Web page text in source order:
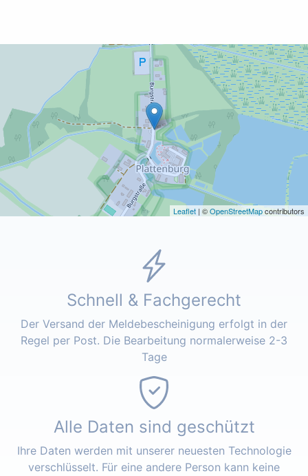
Leaflet | ©OpenStreetMapcontributors
Schnell & Fachgerecht
Der Versand der Meldebescheinigung erfolgt in der
Regel per Post. Die Bearbeitung normalerweise 2-3
Tage
Alle Daten sind geschützt
Ihre Daten werden mit unserer neuesten Technologie
verschlüsselt. Für eine andere Person kann keine